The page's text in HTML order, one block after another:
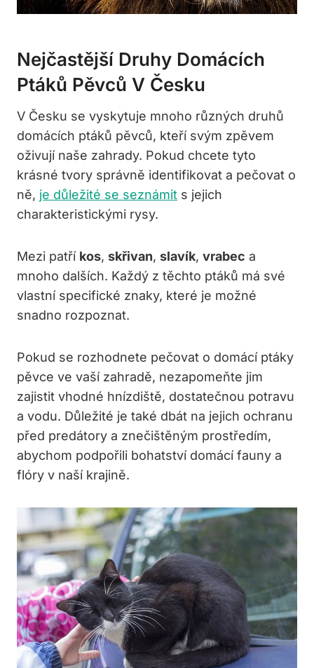
Nejčastější Druhy Domácích
Ptáků Pěvců V Česku
V Česku se vyskytuje mnoho různých druhů
domácích ptáků pěvců, kteří svým zpěvem
oživují naše zahrady. Pokud chcete tyto
krásné tvory správně identifikovat a pečovat o
ně, je důležité se seznámit s jejich
charakteristickými rysy.
Mezi patří kos, skřivan, slavík, vrabec a
mnoho dalších. Každý z těchto ptáků má své
vlastní specifické znaky, které je možné
snadno rozpoznat.
Pokud se rozhodnete pečovat o domácí ptáky
pěvce ve vaší zahradě, nezapomeňte jim
zajistit vhodné hnízdiště, dostatečnou potravu
a vodu. Důležité je také dbát na jejich ochranu
před predátory a znečištěným prostředím,
abychom podpořili bohatství domácí fauny a
flóry v naší krajině.